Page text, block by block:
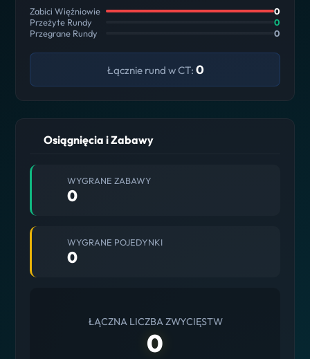
Zabici Więźniowie
0
Przeżyte Rundy
0
Przegrane Rundy
0
Łącznie rund w CT: 0
Osiągnięcia i Zabawy
WYGRANE ZABAWY
0
WYGRANE POJEDYNKI
0
ŁĄCZNA LICZBA ZWYCIĘSTW
0